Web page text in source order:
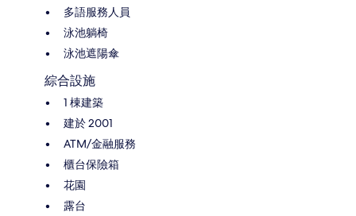
多語服務人員
泳池躺椅
泳池遮陽傘
綜合設施
1 棟建築
建於 2001
ATM/金融服務
櫃台保險箱
花園
露台